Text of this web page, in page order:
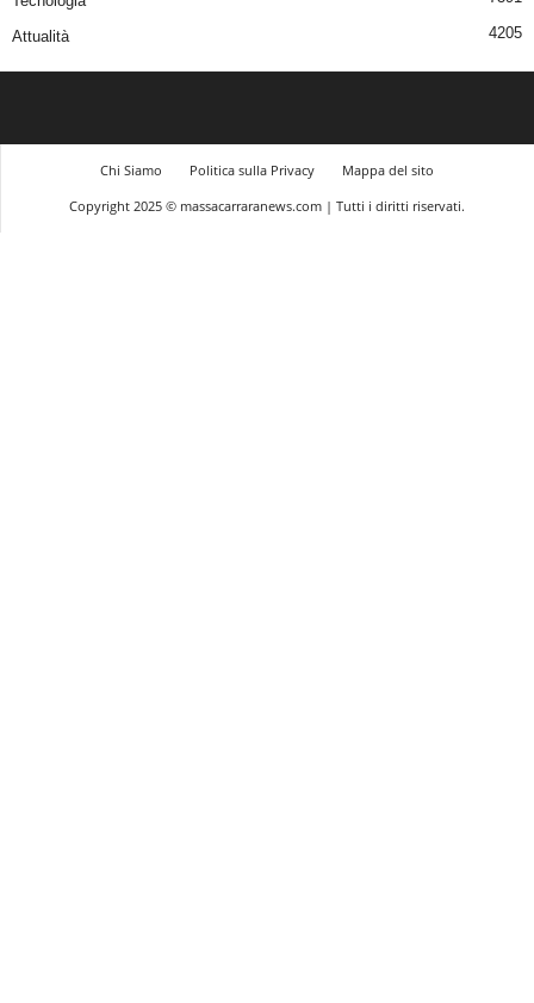
Attualità 4205
Chi Siamo Politica sulla Privacy
Mappa del sito
Copyright 2025 © massacarraranews.com | Tutti i diritti riservati.